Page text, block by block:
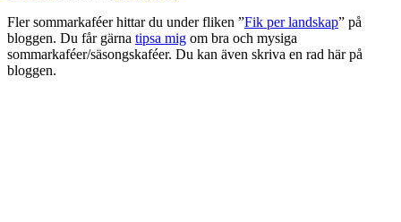
Fler sommarkaféer hittar du under fliken ”Fik per landskap” på
bloggen. Du får gärna tipsa mig om bra och mysiga
sommarkaféer/säsongskaféer. Du kan även skriva en rad här på
bloggen.